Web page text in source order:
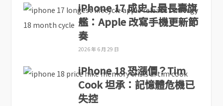
iPhone 17 成史上最長壽旗
艦：Apple 改寫手機更新節
奏
2026 年 6 月 29 日
iPhone 18 恐漲價？Tim
Cook 坦承：記憶體危機已
失控